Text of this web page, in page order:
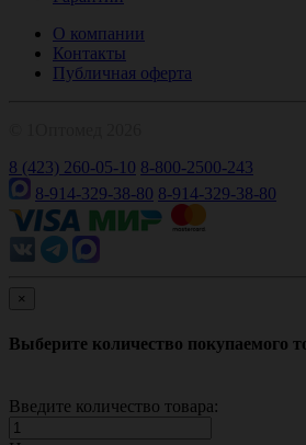
О компании
Контакты
Публичная оферта
8 (423) 260-05-10 8-800-2500-243
8-914-329-38-80 8-914-329-38-80
×
Выберите количество покупаемого
Введите количество товара: